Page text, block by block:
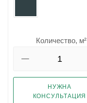
Количество, м²
НУЖНА
КОНСУЛЬТАЦИЯ